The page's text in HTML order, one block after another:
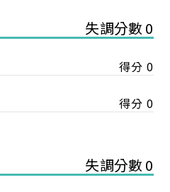
失調分數 0
得分 0
得分 0
失調分數 0
會員申請
成功送出，經本協會理事